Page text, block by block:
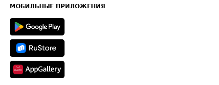
Техническая информация
МОБИЛЬНЫЕ ПРИЛОЖЕНИЯ